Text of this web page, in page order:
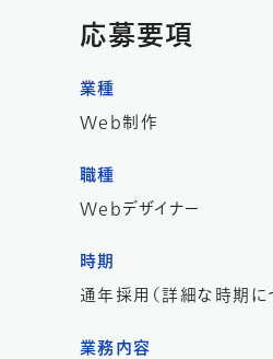
応募要項
業種
Web制作
職種
Webデザイナー
時期
通年採用（詳細な時期
業務内容